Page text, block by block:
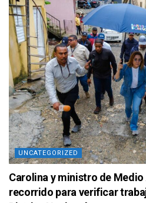
UNCATEGORIZED
Carolina y ministro de
recorrido para verificar